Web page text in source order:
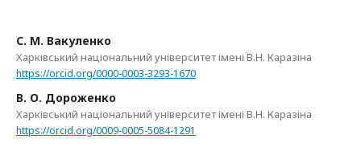
С. М. Вакуленко
Харківський національний університет імені В.Н. Каразіна
https://orcid.org/0000-0003-3293-1670
В. О. Дороженко
Харківський національний університет імені В.Н. Каразіна
https://orcid.org/0009-0005-5084-1291